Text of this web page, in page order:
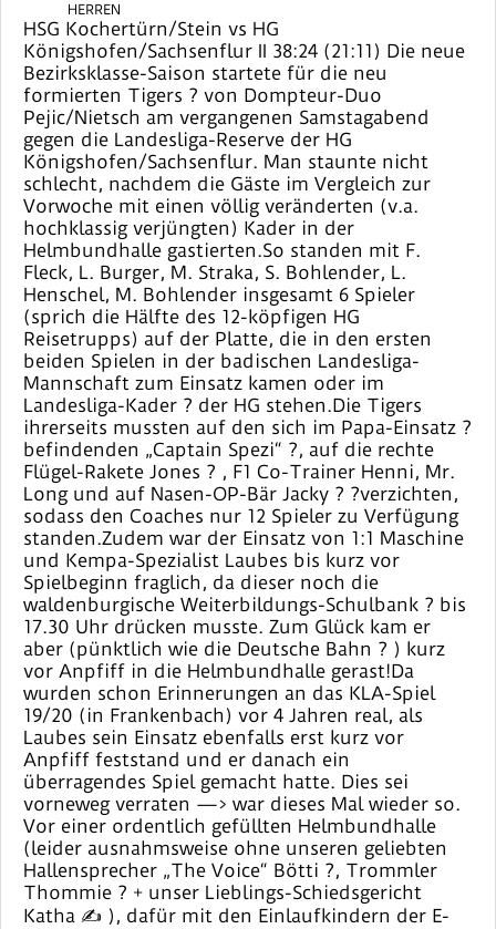
HERREN
HSG Kochertürn/Stein vs HG
Königshofen/Sachsenflur II 38:24 (21:11) Die neue
Bezirksklasse-Saison startete für die neu
formierten Tigers ? von Dompteur-Duo
Pejic/Nietsch am vergangenen Samstagabend
gegen die Landesliga-Reserve der HG
Königshofen/Sachsenflur. Man staunte nicht
schlecht, nachdem die Gäste im Vergleich zur
Vorwoche mit einen völlig veränderten (v.a.
hochklassig verjüngten) Kader in der
Helmbundhalle gastierten.So standen mit F.
Fleck, L. Burger, M. Straka, S. Bohlender, L.
Henschel, M. Bohlender insgesamt 6 Spieler
(sprich die Hälfte des 12-köpfigen HG
Reisetrupps) auf der Platte, die in den ersten
beiden Spielen in der badischen Landesliga-
Mannschaft zum Einsatz kamen oder im
Landesliga-Kader ? der HG stehen.Die Tigers
ihrerseits mussten auf den sich im Papa-Einsatz ?
befindenden „Captain Spezi“ ?, auf die rechte
Flügel-Rakete Jones ? , F1 Co-Trainer Henni, Mr.
Long und auf Nasen-OP-Bär Jacky ? ?verzichten,
sodass den Coaches nur 12 Spieler zu Verfügung
standen.Zudem war der Einsatz von 1:1 Maschine
und Kempa-Spezialist Laubes bis kurz vor
Spielbeginn fraglich, da dieser noch die
waldenburgische Weiterbildungs-Schulbank ? bis
17.30 Uhr drücken musste. Zum Glück kam er
aber (pünktlich wie die Deutsche Bahn ? ) kurz
vor Anpfiff in die Helmbundhalle gerast!Da
wurden schon Erinnerungen an das KLA-Spiel
19/20 (in Frankenbach) vor 4 Jahren real, als
Laubes sein Einsatz ebenfalls erst kurz vor
Anpfiff feststand und er danach ein
überragendes Spiel gemacht hatte. Dies sei
vorneweg verraten —> war dieses Mal wieder so.
Vor einer ordentlich gefüllten Helmbundhalle
(leider ausnahmsweise ohne unseren geliebten
Hallensprecher „The Voice“ Bötti ?, Trommler
Thommie ? + unser Lieblings-Schiedsgericht
Katha ✍️ ), dafür mit den Einlaufkindern der E-